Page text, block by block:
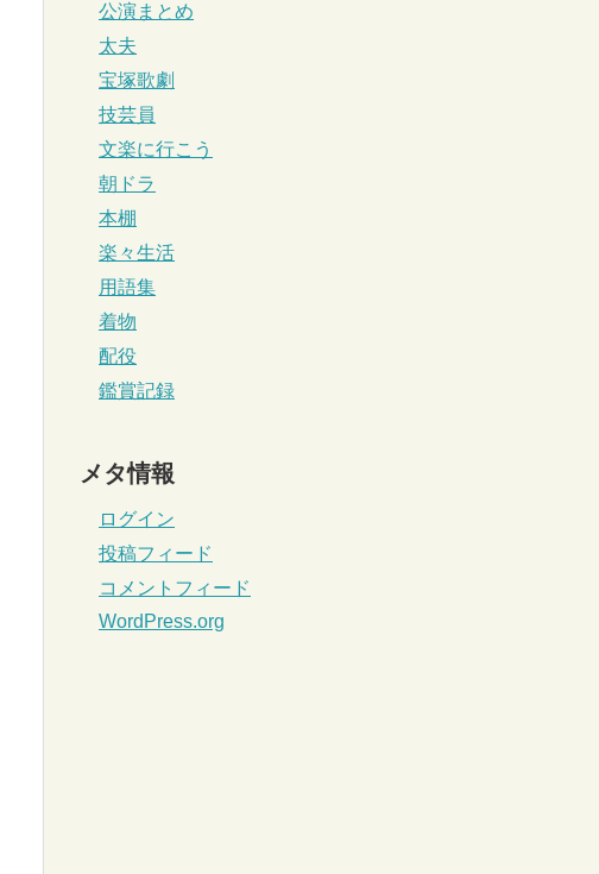
公演まとめ
太夫
宝塚歌劇
技芸員
文楽に行こう
朝ドラ
本棚
楽々生活
用語集
着物
配役
鑑賞記録
メタ情報
ログイン
投稿フィード
コメントフィード
WordPress.org